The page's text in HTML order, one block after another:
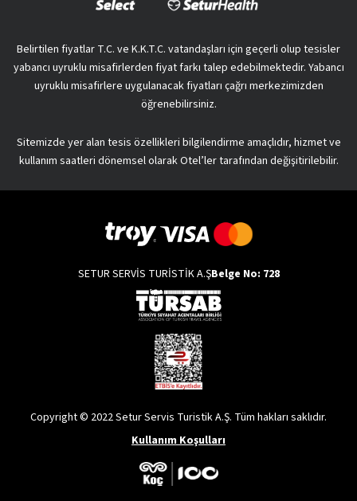
Belirtilen fiyatlar T.C. ve K.K.T.C. vatandaşları için geçerli olup tesisler
yabancı uyruklu misafirlerden fiyat farkı talep edebilmektedir. Yabancı
uyruklu misafirlere uygulanacak fiyatları çağrı merkezimizden
öğrenebilirsiniz.
Sitemizde yer alan tesis özellikleri bilgilendirme amaçlıdır, hizmet ve
kullanım saatleri dönemsel olarak Otel’ler tarafından değişitirilebilir.
SETUR SERVİS TURİSTİK A.ŞBelge No: 728
Copyright © 2022 Setur Servis Turistik A.Ş. Tüm hakları saklıdır.
Kullanım Koşulları